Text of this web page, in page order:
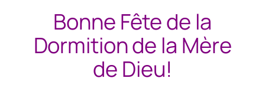
Bonne Fête de la
Dormition de la Mère
de Dieu!